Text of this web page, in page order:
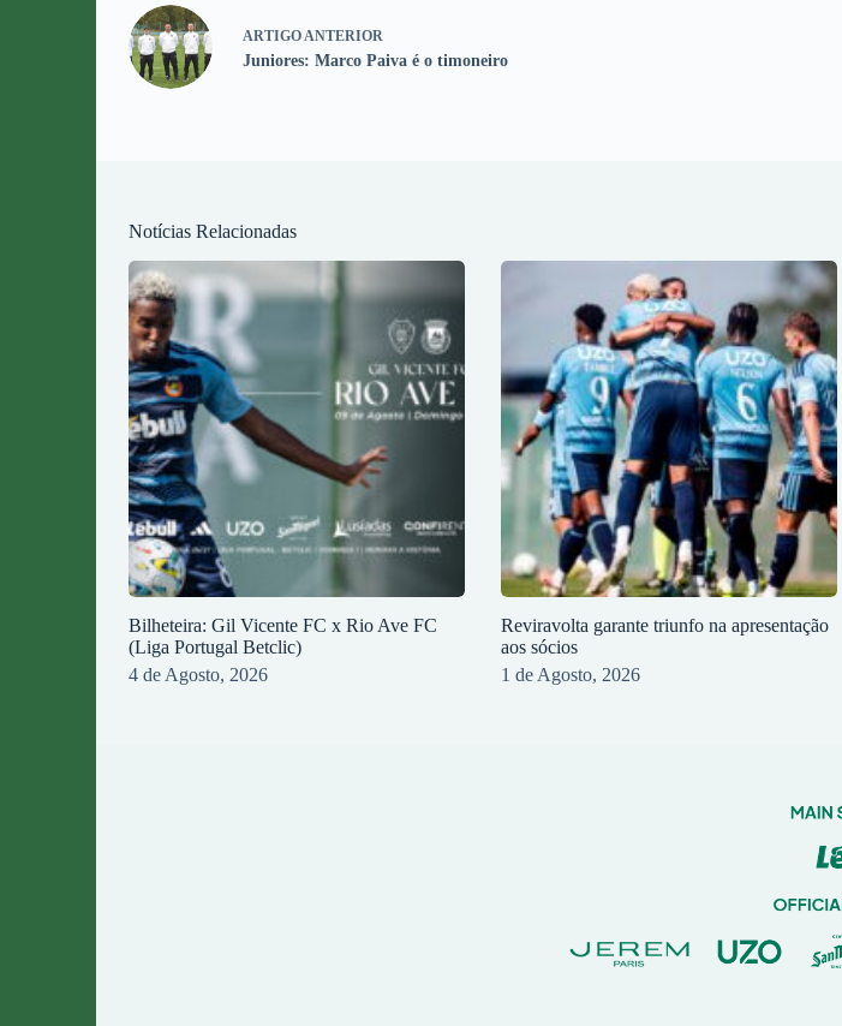
ARTIGO ANTERIOR
Juniores: Marco Paiva é o timoneiro
Notícias Relacionadas
Bilheteira: Gil Vicente FC x Rio Ave FC
(Liga Portugal Betclic)
4 de Agosto, 2026
Reviravolta garante triunfo na apresentação
aos sócios
1 de Agosto, 2026